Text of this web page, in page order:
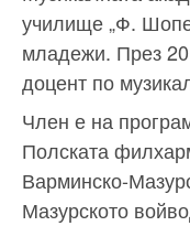
училище „Ф.
младежи. През
доцент по
Член е на
Полската
Варминско-
Мазурското